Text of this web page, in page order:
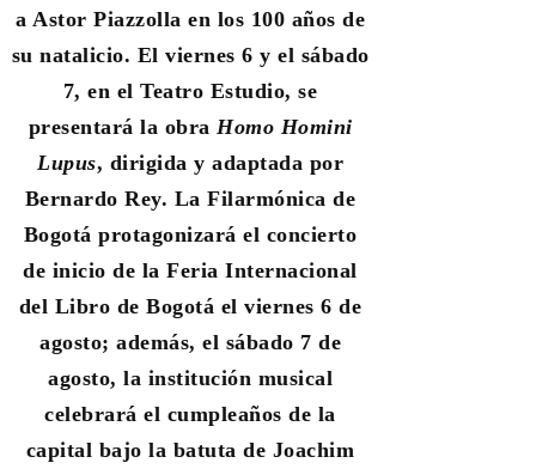
a Astor Piazzolla en los 100 años de
su natalicio. El viernes 6 y el sábado
7, en el Teatro Estudio, se
presentará la obra Homo Homini
Lupus, dirigida y adaptada por
Bernardo Rey. La Filarmónica de
Bogotá protagonizará el concierto
de inicio de la Feria Internacional
del Libro de Bogotá el viernes 6 de
agosto; además, el sábado 7 de
agosto, la institución musical
celebrará el cumpleaños de la
capital bajo la batuta de Joachim